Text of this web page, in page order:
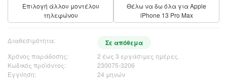
Επιλογή άλλου μοντέλου
τηλεφώνου
Θέλω να δω όλα για Apple
iPhone 13 Pro Max
Διαθεσιμότητα: Σε απόθεμα
Χρόνος παράδοσης:
2 έως 3 εργάσιμες ημέρες.
Κωδικός προϊόντος:
230075-3206
Εγγύηση:
24 μηνών